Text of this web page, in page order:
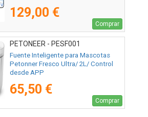
129,00 €
Comprar
PETONEER - PESF001
Fuente Inteligente para Mascotas
Petonner Fresco Ultra/ 2L/ Control
desde APP
65,50 €
Comprar